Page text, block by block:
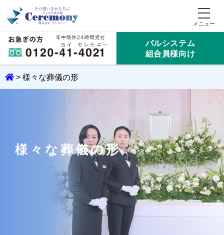
パルシステム
組合員様向け
> 様々な葬儀の形
様々な葬儀の形